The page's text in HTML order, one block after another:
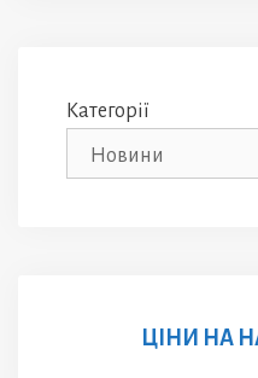
Категорії
ЦІНИ НА